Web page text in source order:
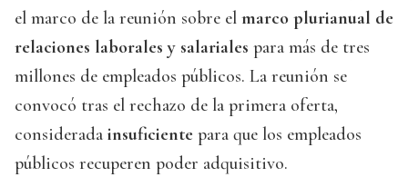
el marco de la reunión sobre el marco plurianual de
relaciones laborales y salariales para más de tres
millones de empleados públicos. La reunión se
convocó tras el rechazo de la primera oferta,
considerada insuficiente para que los empleados
públicos recuperen poder adquisitivo.